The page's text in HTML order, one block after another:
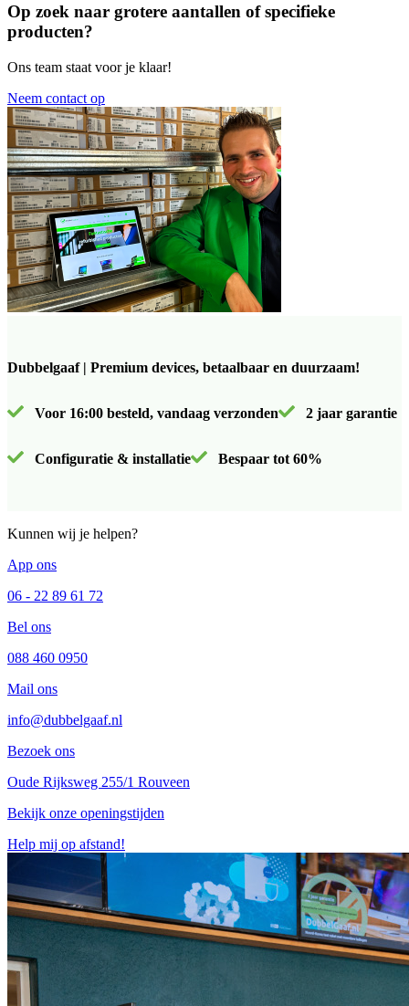
Op zoek naar grotere aantallen of specifieke
producten?
Ons team staat voor je klaar!
Neem contact op
Dubbelgaaf | Premium devices, betaalbaar en duurzaam!
Voor 16:00 besteld, vandaag verzonden 2 jaar garantie
Configuratie & installatie Bespaar tot 60%
Kunnen wij je helpen?
App ons
06 - 22 89 61 72
Bel ons
088 460 0950
Mail ons
info@dubbelgaaf.nl
Bezoek ons
Oude Rijksweg 255/1 Rouveen
Bekijk onze openingstijden
Help mij op afstand!